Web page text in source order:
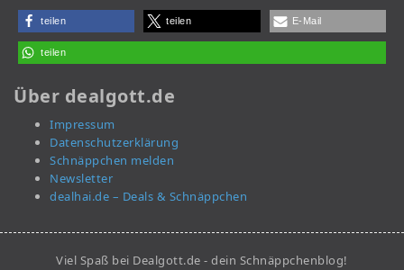
teilen teilen E-Mail
teilen
Über dealgott.de
Impressum
Datenschutzerklärung
Schnäppchen melden
Newsletter
dealhai.de – Deals & Schnäppchen
Viel Spaß bei Dealgott.de - dein Schnäppchenblog!